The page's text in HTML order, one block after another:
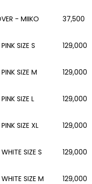
- MIIKO 37,500
SIZE S 129,000
SIZE M 129,000
SIZE L 129,000
SIZE XL 129,000
SIZE S 129,000
SIZE M 129,000